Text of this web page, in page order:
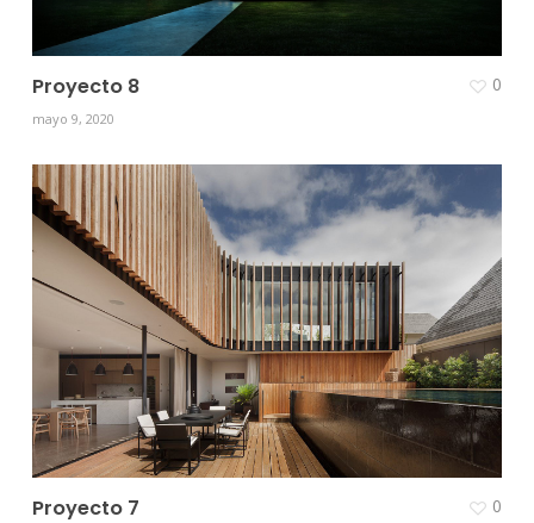
Proyecto 8
mayo 9, 2020
0
Proyecto 7 0